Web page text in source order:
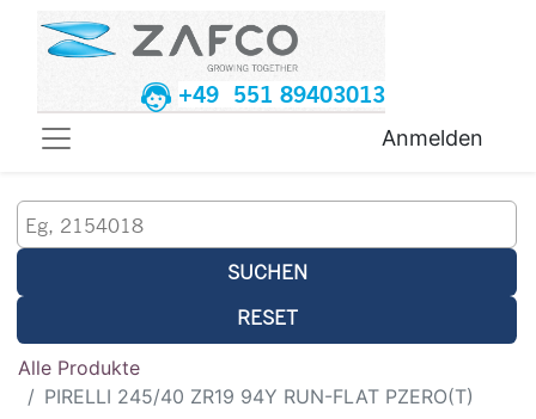
+49 551 89403013
Anmelden
SUCHEN
RESET
Alle Produkte
PIRELLI 245/40 ZR19 94Y RUN-FLAT PZERO(T)